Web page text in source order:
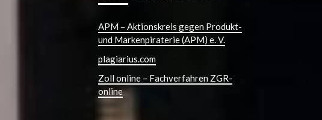
APM – Aktionskreis gegen Produkt-
und Markenpiraterie (APM) e. V.
plagiarius.com
Zoll online – Fachverfahren ZGR-
online